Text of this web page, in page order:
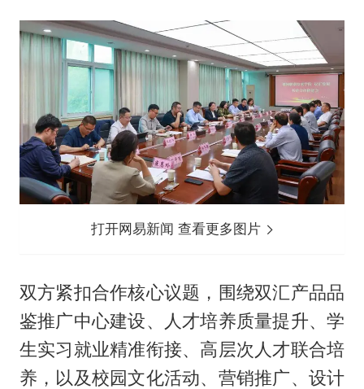
打开网易新闻 查看更多图片
双方紧扣合作核心议题，围绕双汇产品品
鉴推广中心建设、人才培养质量提升、学
生实习就业精准衔接、高层次人才联合培
养，以及校园文化活动、营销推广、设计